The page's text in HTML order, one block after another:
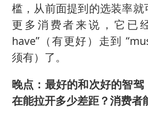
槛，从前面提到的选装率就
更多消费者来说，它已
have”（有更好）走到
须有）了。
晚点：最好的和次好的智
在能拉开多少差距？消费者